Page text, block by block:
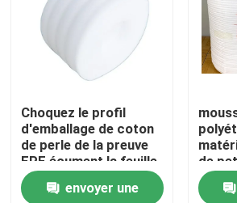
Accueil
A propos de nous
Contacts
Choquez le profil
d'emballage de coton
de perle de la preuve
EPE écument la feuille
2mm
envoyer une
de